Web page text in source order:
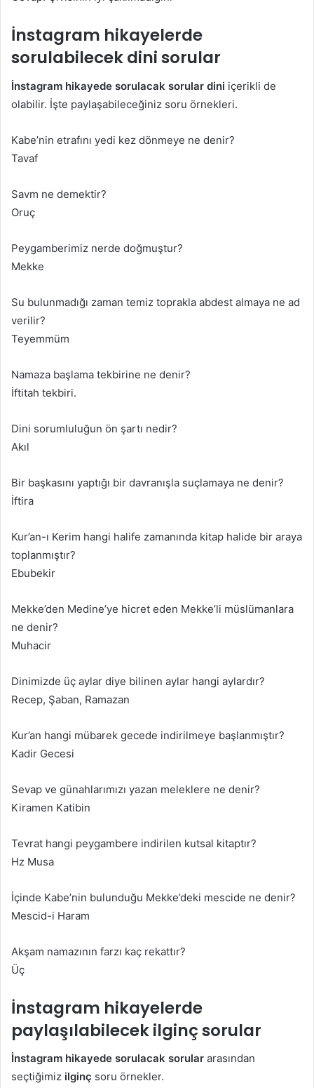
İnstagram hikayelerde
sorulabilecek dini sorular
İnstagram hikayede sorulacak sorular dini içerikli de
olabilir. İşte paylaşabileceğiniz soru örnekleri.
Kabe’nin etrafını yedi kez dönmeye ne denir?
Tavaf
Savm ne demektir?
Oruç
Peygamberimiz nerde doğmuştur?
Mekke
Su bulunmadığı zaman temiz toprakla abdest almaya ne ad
verilir?
Teyemmüm
Namaza başlama tekbirine ne denir?
İftitah tekbiri.
Dini sorumluluğun ön şartı nedir?
Akıl
Bir başkasını yaptığı bir davranışla suçlamaya ne denir?
İftira
Kur’an-ı Kerim hangi halife zamanında kitap halide bir araya
toplanmıştır?
Ebubekir
Mekke’den Medine’ye hicret eden Mekke’li müslümanlara
ne denir?
Muhacir
Dinimizde üç aylar diye bilinen aylar hangi aylardır?
Recep, Şaban, Ramazan
Kur’an hangi mübarek gecede indirilmeye başlanmıştır?
Kadir Gecesi
Sevap ve günahlarımızı yazan meleklere ne denir?
Kiramen Katibin
Tevrat hangi peygambere indirilen kutsal kitaptır?
Hz Musa
İçinde Kabe’nin bulunduğu Mekke’deki mescide ne denir?
Mescid-i Haram
Akşam namazının farzı kaç rekattır?
Üç
İnstagram hikayelerde
paylaşılabilecek ilginç sorular
İnstagram hikayede sorulacak sorular arasından
seçtiğimiz ilginç soru örnekler.